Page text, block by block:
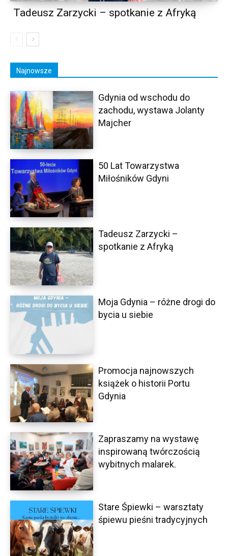
Tadeusz Zarzycki – spotkanie z Afryką
Najnowsze
Gdynia od wschodu do
zachodu, wystawa Jolanty
Majcher
50 Lat Towarzystwa
Miłośników Gdyni
Tadeusz Zarzycki –
spotkanie z Afryką
Moja Gdynia – różne drogi do
bycia u siebie
Promocja najnowszych
książek o historii Portu
Gdynia
Zapraszamy na wystawę
inspirowaną twórczością
wybitnych malarek.
Stare Śpiewki – warsztaty
śpiewu pieśni tradycyjnych